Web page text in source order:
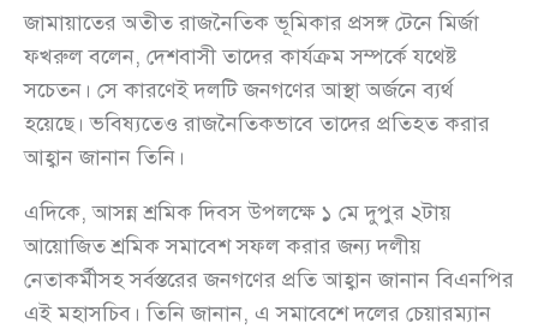
জামায়াতের অতীত রাজনৈতিক ভূমিকার প্রসঙ্গ টেনে মির্জা
ফখরুল বলেন, দেশবাসী তাদের কার্যক্রম সম্পর্কে যথেষ্ট
সচেতন। সে কারণেই দলটি জনগণের আস্থা অর্জনে ব্যর্থ
হয়েছে। ভবিষ্যতেও রাজনৈতিকভাবে তাদের প্রতিহত করার
আহ্বান জানান তিনি।
এদিকে, আসন্ন শ্রমিক দিবস উপলক্ষে ১ মে দুপুর ২টায়
আয়োজিত শ্রমিক সমাবেশ সফল করার জন্য দলীয়
নেতাকর্মীসহ সর্বস্তরের জনগণের প্রতি আহ্বান জানান বিএনপির
এই মহাসচিব। তিনি জানান, এ সমাবেশে দলের চেয়ারম্যান